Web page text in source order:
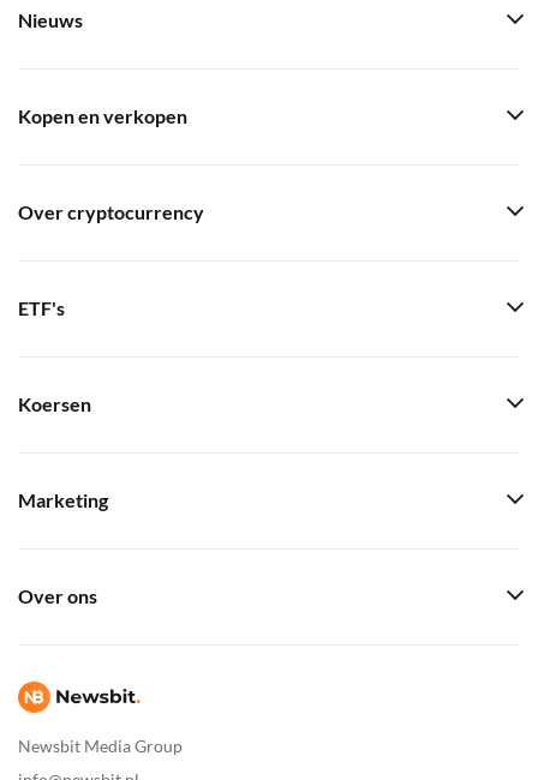
Newsbit Media Group
Nieuws
Kopen en verkopen
Over cryptocurrency
ETF's
Koersen
Marketing
Over ons